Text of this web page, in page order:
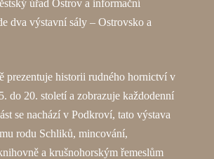
úřad Ostrov a informační
dva výstavní sály – Ostrovsko a
prezentuje historii rudného hornictví v
do 20. století a zobrazuje každodenní
se nachází v Podkroví, tato výstava
rodu Schliků, mincování,
a krušnohorským řemeslům